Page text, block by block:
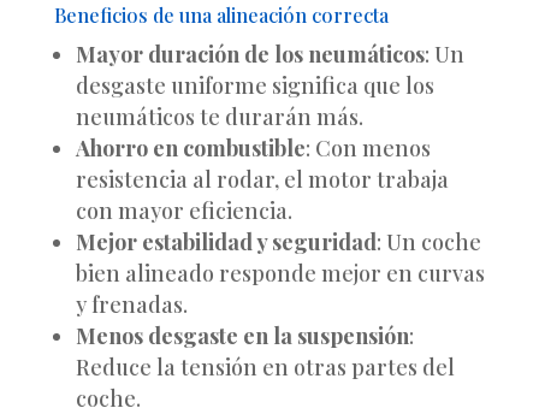
Beneficios de una alineación correcta
Mayor duración de los neumáticos: Un
desgaste uniforme significa que los
neumáticos te durarán más.
Ahorro en combustible: Con menos
resistencia al rodar, el motor trabaja
con mayor eficiencia.
Mejor estabilidad y seguridad: Un coche
bien alineado responde mejor en curvas
y frenadas.
Menos desgaste en la suspensión:
Reduce la tensión en otras partes del
coche.